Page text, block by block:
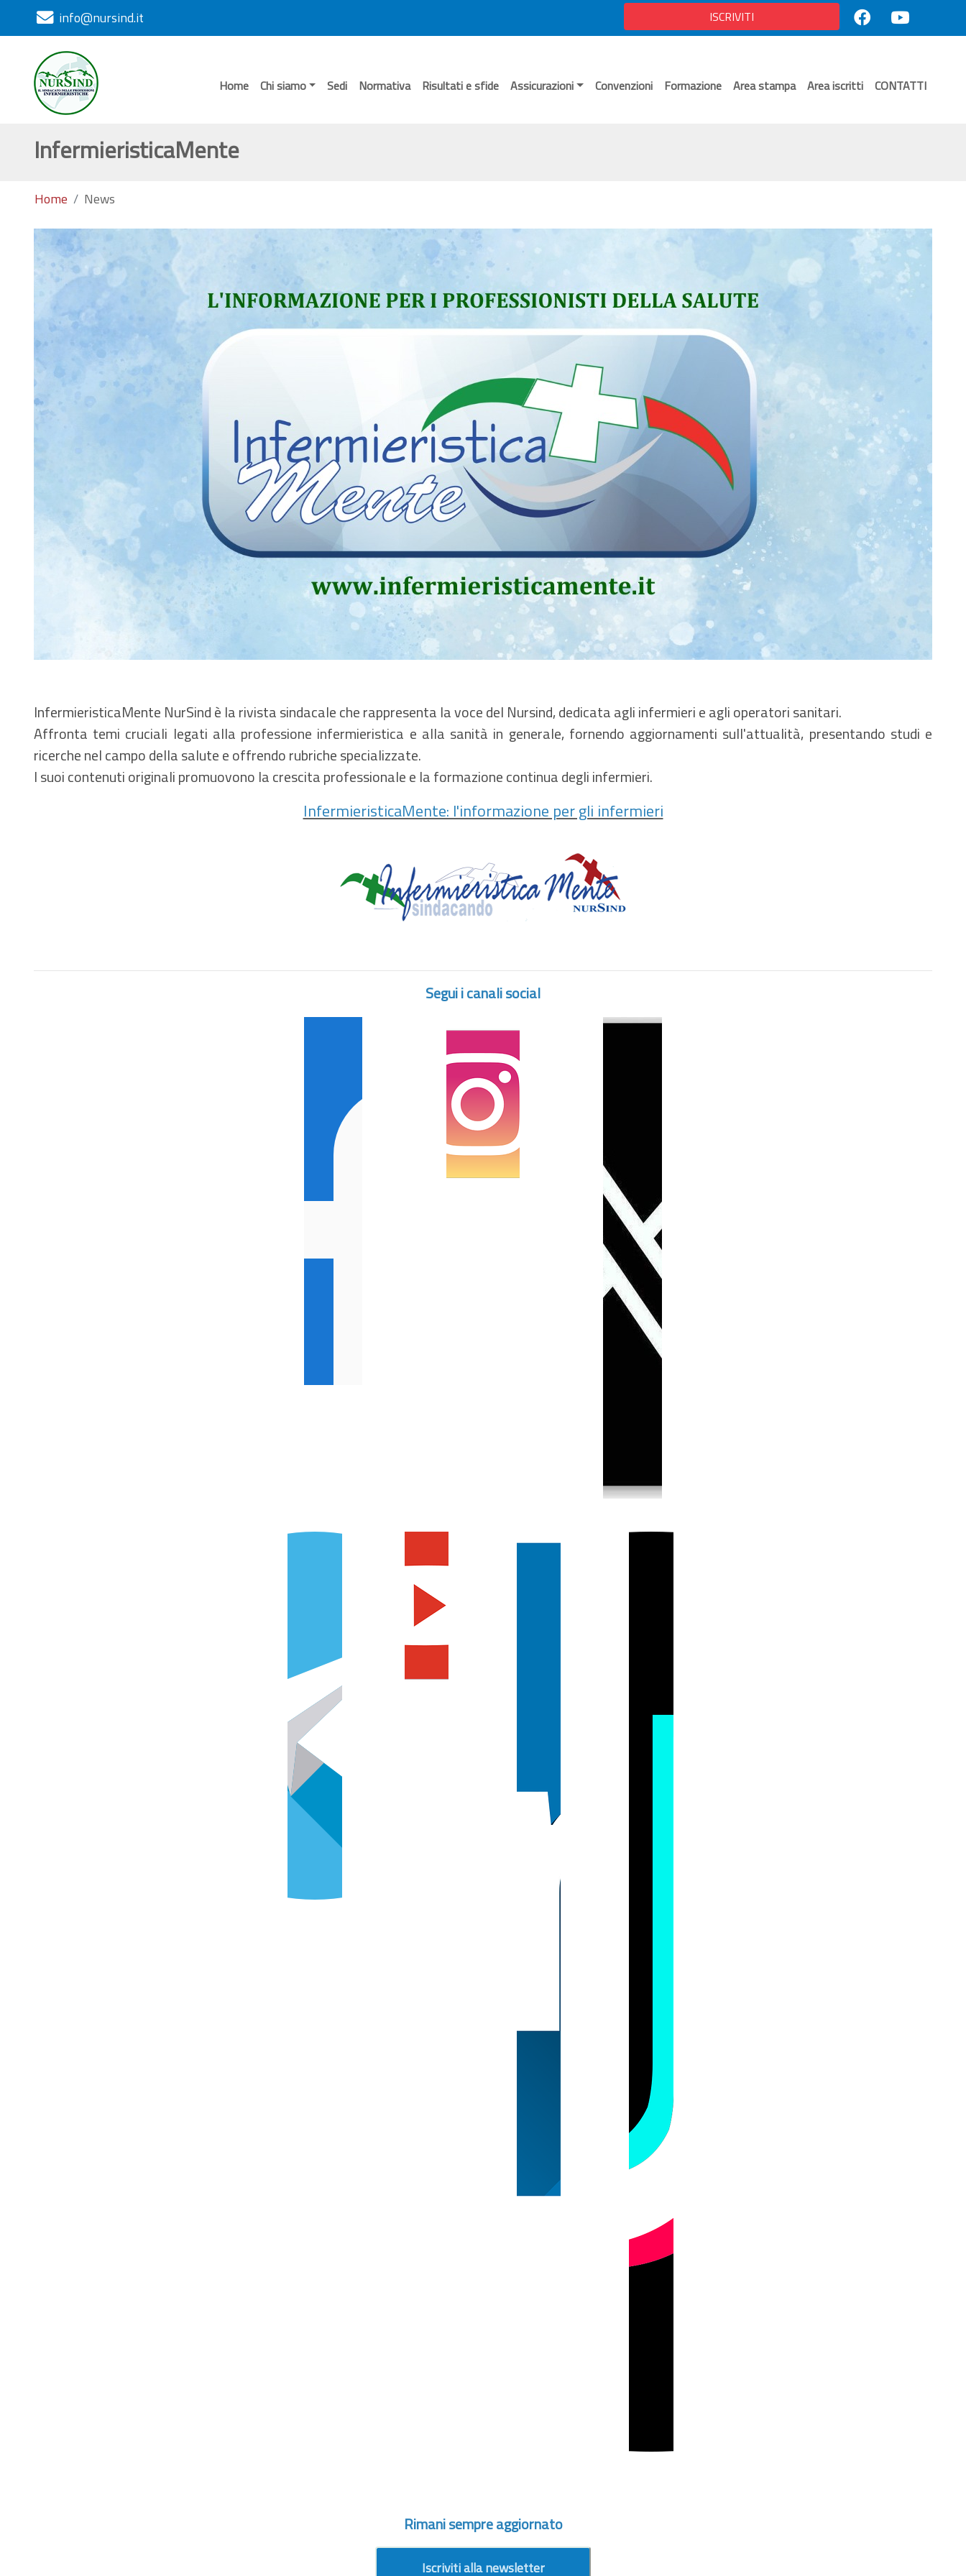
info@nursind.it ISCRIVITI
Home Chi siamo Sedi Normativa Risultati e sfide Assicurazioni Convenzioni Formazione Area stampa Area iscritti CONTATTI
InfermieristicaMente
Home News
InfermieristicaMente NurSind è la rivista sindacale che rappresenta la voce del Nursind, dedicata agli infermieri e agli operatori sanitari.
Affronta temi cruciali legati alla professione infermieristica e alla sanità in generale, fornendo aggiornamenti sull'attualità, presentando studi e
ricerche nel campo della salute e offrendo rubriche specializzate.
I suoi contenuti originali promuovono la crescita professionale e la formazione continua degli infermieri.
InfermieristicaMente: l'informazione per gli infermieri
Segui i canali social
Rimani sempre aggiornato
Iscriviti alla newsletter